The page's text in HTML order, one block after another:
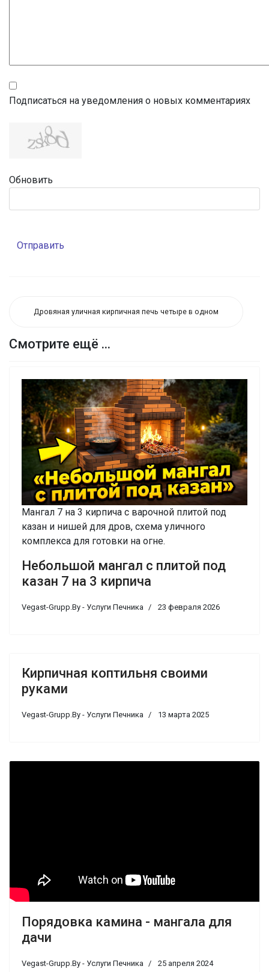
Подписаться на уведомления о новых комментариях
Обновить
Отправить
Дровяная уличная кирпичная печь четыре в одном
Смотрите ещё ...
Мангал 7 на 3 кирпича с варочной плитой под
казан и нишей для дров, схема уличного
комплекса для готовки на огне.
Небольшой мангал с плитой под
казан 7 на 3 кирпича
Vegast-Grupp.By - Услуги Печника 23 февраля 2026
Кирпичная коптильня своими
руками
Vegast-Grupp.By - Услуги Печника 13 марта 2025
Порядовка камина - мангала для
дачи
Vegast-Grupp.By - Услуги Печника 25 апреля 2024